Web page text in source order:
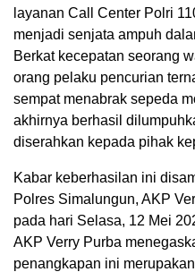
layanan Call Center Polri
menjadi senjata ampuh
Berkat kecepatan seorang
orang pelaku pencurian
sempat menabrak sepeda
akhirnya berhasil
diserahkan kepada pihak
Kabar keberhasilan ini
Polres Simalungun, AKP
pada hari Selasa, 12 Mei
AKP Verry Purba
penangkapan ini